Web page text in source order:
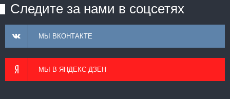
Следите за нами в соцсетях
МЫ ВКОНТАКТЕ
МЫ В ЯНДЕКС ДЗЕН